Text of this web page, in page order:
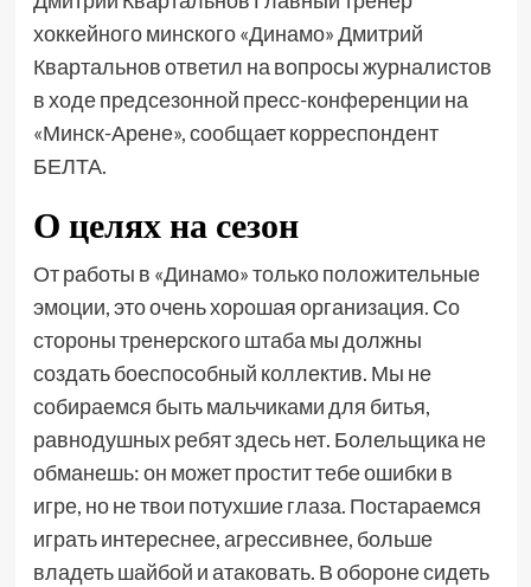
хоккейного минского «Динамо» Дмитрий
Квартальнов ответил на вопросы журналистов
в ходе предсезонной пресс-конференции на
«Минск-Арене», сообщает корреспондент
БЕЛТА.
О целях на сезон
От работы в «Динамо» только положительные
эмоции, это очень хорошая организация. Со
стороны тренерского штаба мы должны
создать боеспособный коллектив. Мы не
собираемся быть мальчиками для битья,
равнодушных ребят здесь нет. Болельщика не
обманешь: он может простит тебе ошибки в
игре, но не твои потухшие глаза. Постараемся
играть интереснее, агрессивнее, больше
владеть шайбой и атаковать. В обороне сидеть